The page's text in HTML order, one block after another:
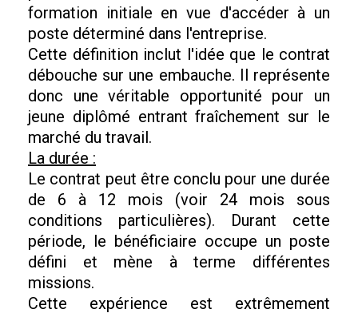
formation initiale en vue d'accéder à un
poste déterminé dans l'entreprise.
Cette définition inclut l'idée que le contrat
débouche sur une embauche. Il représente
donc une véritable opportunité pour un
jeune diplômé entrant fraîchement sur le
marché du travail.
La durée :
Le contrat peut être conclu pour une durée
de 6 à 12 mois (voir 24 mois sous
conditions particulières). Durant cette
période, le bénéficiaire occupe un poste
défini et mène à terme différentes
missions.
Cette expérience est extrêmement